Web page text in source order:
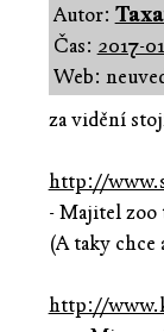
Autor:
Čas: 2017-
Web:
za vidění
http://
- Majitel zoo
(A taky
http://